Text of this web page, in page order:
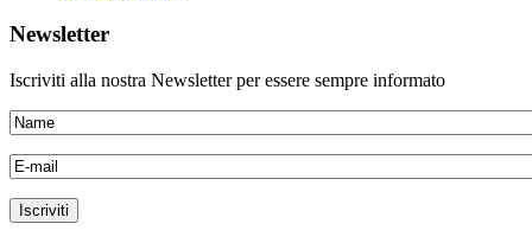
Newsletter
Iscriviti alla nostra Newsletter per essere sempre informato